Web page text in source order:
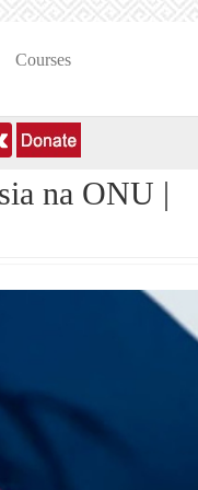
Courses
na ONU |